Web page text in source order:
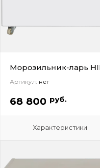
Морозильник-ларь
Артикул: нет
68 800 руб.
Характеристики